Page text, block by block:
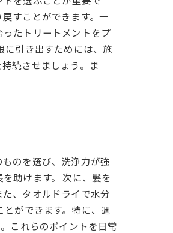
すことができます。一
たトリートメントをプ
に引き出すためには、施
続させましょう。ま
のを選び、洗浄力が強
助けます。 次に、髪を
、タオルドライで水分
ができます。特に、週
これらのポイントを日常